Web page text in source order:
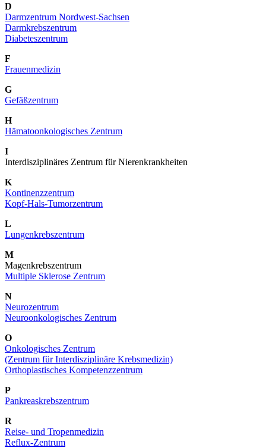
D
Darmzentrum Nordwest-Sachsen
Darmkrebszentrum
Diabeteszentrum
F
Frauenmedizin
G
Gefäßzentrum
H
Hämatoonkologisches Zentrum
I
Interdisziplinäres Zentrum für Nierenkrankheiten
K
Kontinenzzentrum
Kopf-Hals-Tumorzentrum
L
Lungenkrebszentrum
M
Magenkrebszentrum
Multiple Sklerose Zentrum
N
Neurozentrum
Neuroonkologisches Zentrum
O
Onkologisches Zentrum
(Zentrum für Interdisziplinäre Krebsmedizin)
Orthoplastisches Kompetenzzentrum
P
Pankreaskrebszentrum
R
Reise- und Tropenmedizin
Reflux-Zentrum